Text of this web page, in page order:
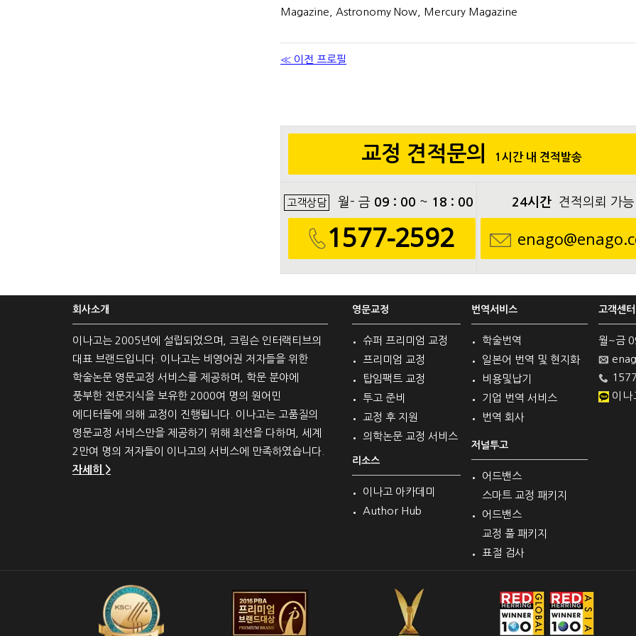
Magazine, Astronomy Now, Mercury Magazine
≪ 이전 프로필
교정 견적문의 1시간 내 견적발송
고객상담 월- 금 09 : 00 ~ 18 : 00
1577-2592
24시간 견적의뢰 가능
회사소개
이나고는 2005년에 설립되었으며, 크림슨 인터랙티브의
대표 브랜드입니다. 이나고는 비영어권 저자들을 위한
학술논문 영문교정 서비스를 제공하며, 학문 분야에
풍부한 전문지식을 보유한 2000여 명의 원어민
에디터들에 의해 교정이 진행됩니다. 이나고는 고품질의
영문교정 서비스만을 제공하기 위해 최선을 다하며, 세계
2만여 명의 저자들이 이나고의 서비스에 만족하였습니다.
자세히 >
영문교정
슈퍼 프리미엄 교정
프리미엄 교정
탑임팩트 교정
투고 준비
교정 후 지원
의학논문 교정 서비스
리소스
이나고 아카데미
Author Hub
번역서비스
학술번역
일본어 번역 및 현지화
비용및납기
기업 번역 서비스
번역 회사
저널투고
어드밴스
스마트 교정 패키지
어드밴스
교정 풀 패키지
표절 검사
고객센터
월~금
이나